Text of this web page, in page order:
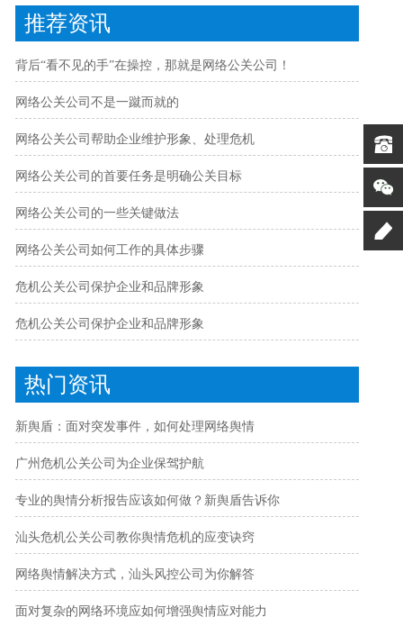
推荐资讯
背后“看不见的手”在操控，那就是网络公关公司！
网络公关公司不是一蹴而就的
网络公关公司帮助企业维护形象、处理危机
网络公关公司的首要任务是明确公关目标
网络公关公司的一些关键做法
网络公关公司如何工作的具体步骤
危机公关公司保护企业和品牌形象
危机公关公司保护企业和品牌形象
热门资讯
新舆盾：面对突发事件，如何处理网络舆情
广州危机公关公司为企业保驾护航
专业的舆情分析报告应该如何做？新舆盾告诉你
汕头危机公关公司教你舆情危机的应变诀窍
网络舆情解决方式，汕头风控公司为你解答
面对复杂的网络环境应如何增强舆情应对能力